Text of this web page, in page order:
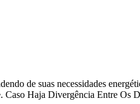
de suas necessidades
Haja Divergência Entre Os